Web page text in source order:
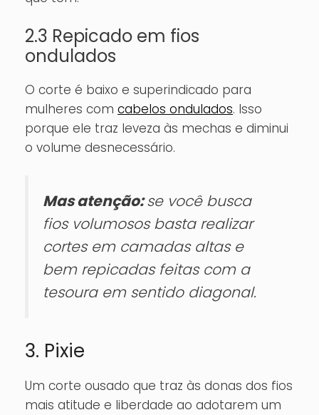
2.3 Repicado em fios
ondulados
O corte é baixo e superindicado para
mulheres com cabelos ondulados. Isso
porque ele traz leveza às mechas e diminui
o volume desnecessário.
Mas atenção:se você busca
fios volumosos basta realizar
cortes em camadas altas e
bem repicadas feitas com a
tesoura em sentido diagonal.
3. Pixie
Um corte ousado que traz às donas dos fios
mais atitude e liberdade ao adotarem um